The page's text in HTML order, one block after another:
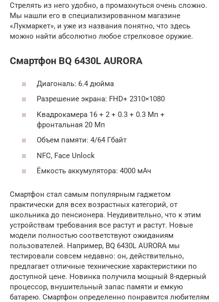
Стрелять из него удобно, а промахнуться очень сложно.
Мы нашли его в специализированном магазине
«Лукмаркет», и уже из названия понятно, что здесь
можно найти абсолютно любое стрелковое оружие.
Смартфон BQ 6430L AURORA
Диагональ: 6.4 дюйма
Разрешение экрана: FHD+ 2310×1080
Квадрокамера 16 + 2 + 0.3 + 0.3 Мп +
фронтальная 20 Мп
Объем памяти: 4/64 Гбайт
NFC, Face Unlock
Ёмкость аккумулятора: 4000 мАч
Смартфон стал самым популярным гаджетом
практически для всех возрастных категорий, от
школьника до пенсионера. Неудивительно, что к этим
устройствам требования все растут и растут. Новые
модели полностью соответствуют ожиданиям
пользователей. Например, BQ 6430L AURORA мы
тестировали совсем недавно: он, действительно,
предлагает отличные технические характеристики по
доступной цене. Новинка получила мощный 8-ядерный
процессор, внушительный запас памяти и емкую
батарею. Смартфон определенно понравится любителям